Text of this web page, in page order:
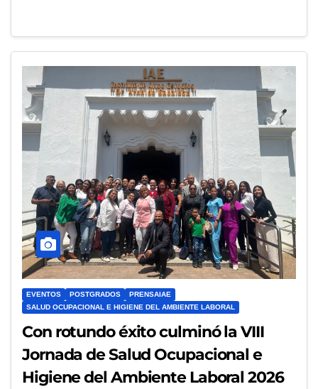
EVENTOS POSTGRADOS
PRENSAIAE
SALUD OCUPACIONAL E HIGIENE DEL AMBIENTE LABORAL
Con rotundo éxito culminó la VIII
Jornada de Salud Ocupacional e
Higiene del Ambiente Laboral 2026